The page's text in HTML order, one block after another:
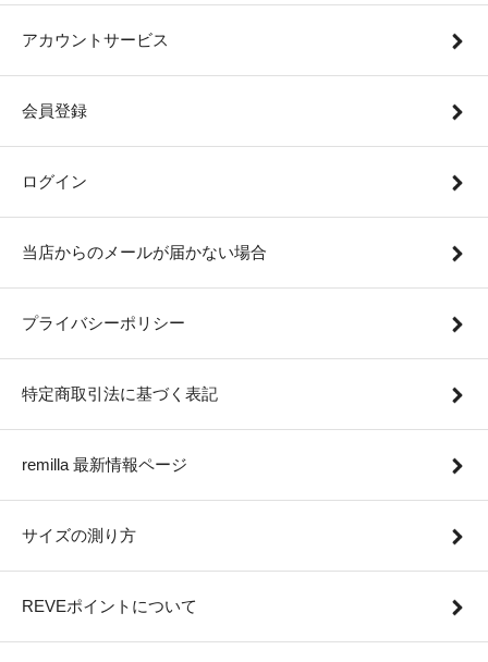
アカウントサービス
会員登録
ログイン
当店からのメールが届かない場合
プライバシーポリシー
特定商取引法に基づく表記
remilla 最新情報ページ
サイズの測り方
REVEポイントについて